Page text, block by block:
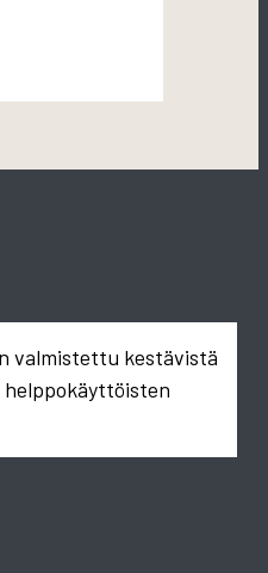
valmistettu kestävistä